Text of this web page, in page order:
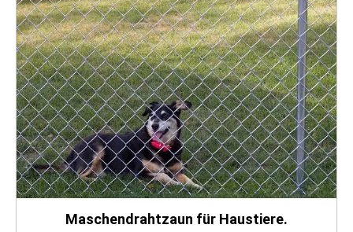
Maschendrahtzaun für Haustiere.